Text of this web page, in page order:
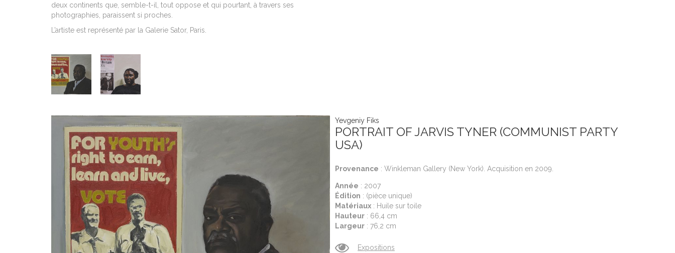
deux continents que, semble-t-il, tout oppose et qui pourtant, à travers ses
photographies, paraissent si proches.
L’artiste est représenté par la Galerie Sator, Paris.
Yevgeniy Fiks
PORTRAIT OF JARVIS TYNER (COMMUNIST PARTY
USA)
Provenance : Winkleman Gallery (New York). Acquisition en 2009.
Année : 2007
Édition : (pièce unique)
Matériaux : Huile sur toile
Hauteur : 66,4 cm
Largeur : 76,2 cm
Expositions